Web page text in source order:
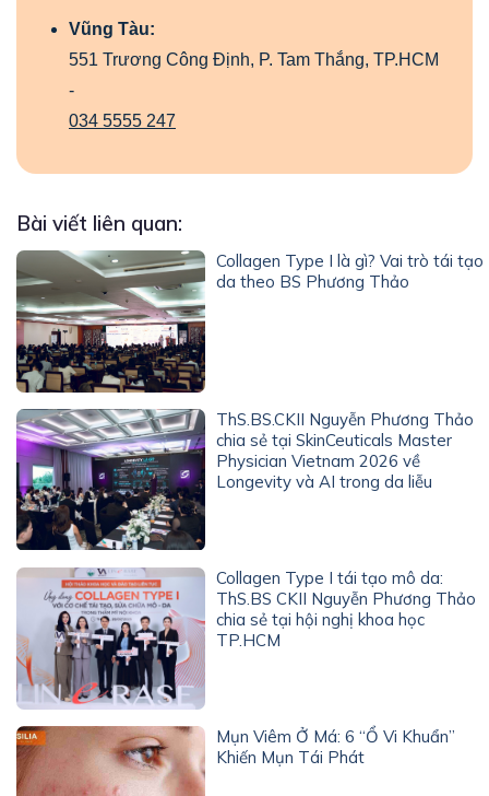
Vũng Tàu:
551 Trương Công Định, P. Tam Thắng, TP.HCM
-
034 5555 247
Bài viết liên quan:
Collagen Type I là gì? Vai trò tái tạo
da theo BS Phương Thảo
ThS.BS.CKII Nguyễn Phương Thảo
chia sẻ tại SkinCeuticals Master
Physician Vietnam 2026 về
Longevity và AI trong da liễu
Collagen Type I tái tạo mô da:
ThS.BS CKII Nguyễn Phương Thảo
chia sẻ tại hội nghị khoa học
TP.HCM
Mụn Viêm Ở Má: 6 “Ổ Vi Khuẩn”
Khiến Mụn Tái Phát